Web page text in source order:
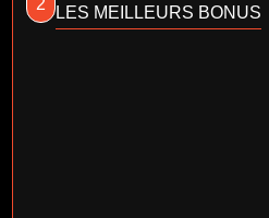
2 LES MEILLEURS BONUS